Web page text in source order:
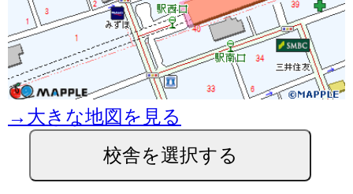
→大きな地図を見る
校舎を選択する